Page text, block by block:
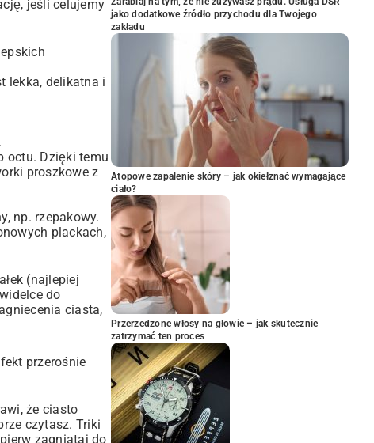
jeśli celujemy
lekka, delikatna i
octu. Dzięki temu
proszkowe z
np. rzepakowy.
plackach,
(najlepiej
do
ciasta,
przerośnie
że ciasto
czytasz. Triki
zagniataj do
jako dodatkowe źródło przychodu dla Twojego
zakładu
Atopowe zapalenie skóry – jak okiełznać wymagające
ciało?
Przerzedzone włosy na głowie – jak skutecznie
zatrzymać ten proces